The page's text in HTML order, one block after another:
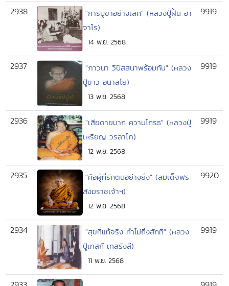
2938
"การบูชาอย่างเลิศ" (หลวงปู่ฝั้น อา
จาโร)
14 พ.ย. 2568
9919
2937
"ภาวนา วิปัสสนาพร้อมกัน" (หลวง
ปู่ขาว อนาลโย)
13 พ.ย. 2568
9919
2936
"เสียดายมาก ความโกรธ" (หลวงปู่
เหรียญ วรลาโภ)
12 พ.ย. 2568
9919
2935
"คือผู้ที่รักตนอย่างยิ่ง" (สมเด็จพระ
สังฆราชเจ้าฯ)
12 พ.ย. 2568
9920
2934
"สุขที่แท้จริง ทำไม่ถึงสักที" (หลวง
ปู่เทสก์ เทสรังสี)
11 พ.ย. 2568
9919